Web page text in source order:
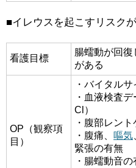
■イレウスを起こすリスク
看護目標
腸蠕動が回復
がある
OP（観察項
目）
・バイタルサ
・血液検査
Cl）
・腹部レント
・腹痛、 嘔気
緊張の有無
・腸蠕動音の